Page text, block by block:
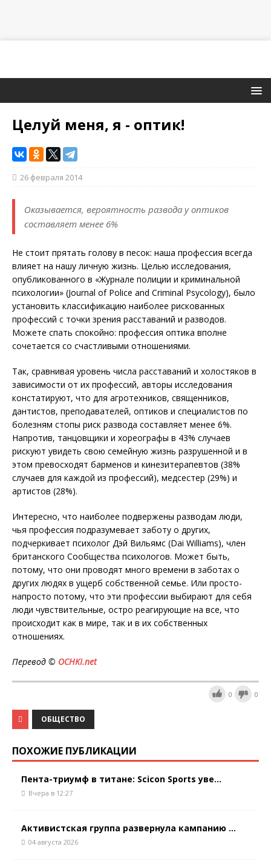
Целуй меня, я - оптик!
26 февраля 2014
Оказывается, вероятность развода у оптиков
составляет менее 6%
Не стоит прятать голову в песок: наша профессия всегда
влияет на нашу личную жизнь. Целью исследования,
опубликованного в «Журнале полиции и криминальной
психологии» (Journal of Police and Criminal Psycology), было
установить классификацию наиболее рискованных
профессий с точки зрения расставаний и разводов.
Можете спать спокойно: профессия оптика вполне
сочетается со счастливыми отношениями.
Так, сравнивая уровень числа расставаний и холостяков в
зависимости от их профессий, авторы исследования
констатируют, что для агротехников, священников,
дантистов, преподавателей, оптиков и специалистов по
болезням стопы риск развода составляет менее 6%.
Напротив, танцовщики и хореографы в 43% случаев
рискуют увидеть свою семейную жизнь разрушенной и в
этом превосходят барменов и кинезитерапевтов (38%
случаев для каждой из профессий), медсестер (29%) и
артистов (28%).
Интересно, что наиболее подвержены разводам люди,
чья профессия подразумевает заботу о других,
подчеркивает психолог Дэй Вильямс (Dai Williams), член
британского Сообщества психологов. Может быть,
потому, что они проводят много времени в заботах о
других людях в ущерб собственной семье. Или просто-
напросто потому, что эти профессии выбирают для себя
люди чувствительные, остро реагирующие на все, что
происходит как в мире, так и в их собственных
отношениях.
Перевод © OCHKI.net
0 0
ОБЩЕСТВО
ПОХОЖИЕ ПУБЛИКАЦИИ
Пента-триумф в титане: Scicon Sports уве...
Вчера в 12:27
Активистская группа развернула кампанию ...
04 августа 2026